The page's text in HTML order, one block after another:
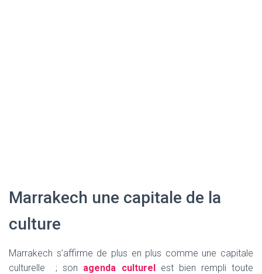
Marrakech une capitale de la
culture
Marrakech s’affirme de plus en plus comme une capitale
culturelle ; son agenda culturel est bien rempli toute